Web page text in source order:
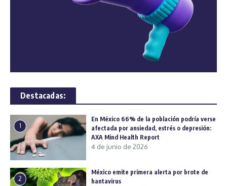
Destacadas:
1
En México 66% de la población podría verse
afectada por ansiedad, estrés o depresión:
AXA Mind Health Report
4 de junio de 2026
2
México emite primera alerta por brote de
hantavirus